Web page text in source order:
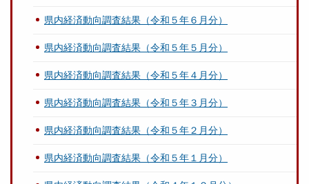
県内経済動向調査結果（令和５年６月分）
県内経済動向調査結果（令和５年５月分）
県内経済動向調査結果（令和５年４月分）
県内経済動向調査結果（令和５年３月分）
県内経済動向調査結果（令和５年２月分）
県内経済動向調査結果（令和５年１月分）